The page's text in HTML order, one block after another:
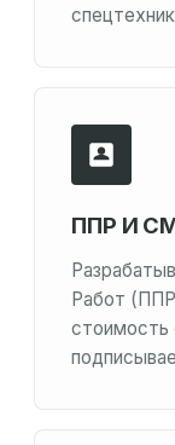
ППР И
Работ
стоимость